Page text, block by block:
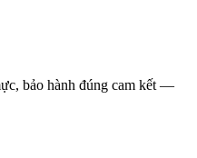
bảo hành đúng cam kết —